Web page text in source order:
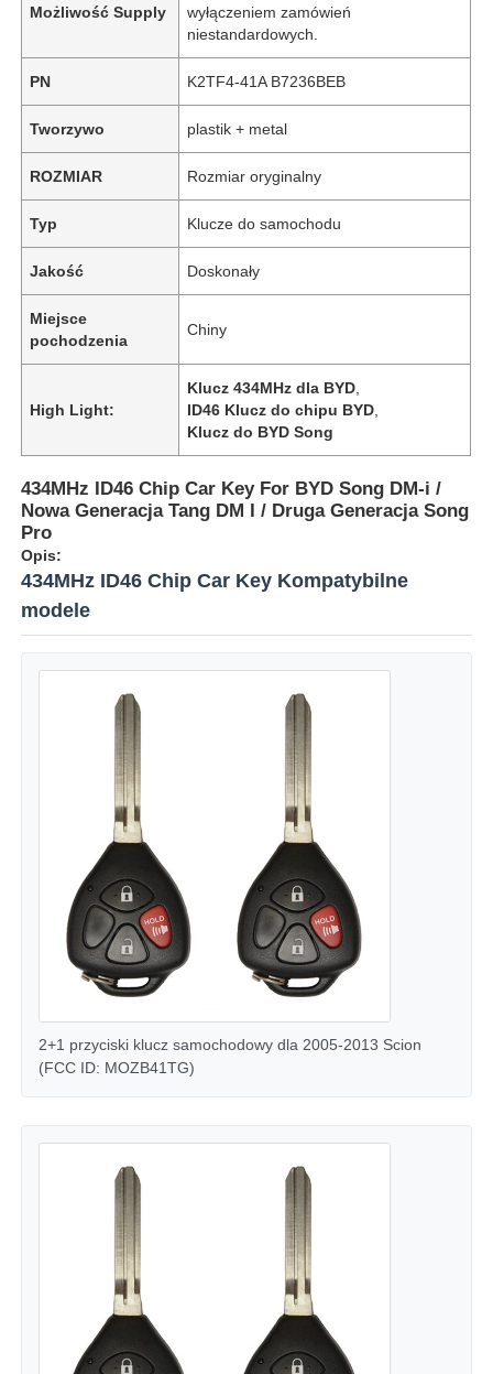
Filmy
Możliwość Supply
wyłączeniem zamówień
niestandardowych.
PN K2TF4-41A B7236BEB
Tworzywo plastik + metal
ROZMIAR Rozmiar oryginalny
Typ Klucze do samochodu
Jakość Doskonały
Miejsce
pochodzenia
Chiny
High Light:
Klucz 434MHz dla BYD
ID46 Klucz do chipu BYD
Klucz do BYD Song
434MHz ID46 Chip Car Key For BYD Song DM-i /
Nowa Generacja Tang DM I / Druga Generacja Song
Pro
Opis:
434MHz ID46 Chip Car Key Kompatybilne
modele
2+1 przyciski klucz samochodowy dla 2005-2013 Scion
(FCC ID: MOZB41TG)